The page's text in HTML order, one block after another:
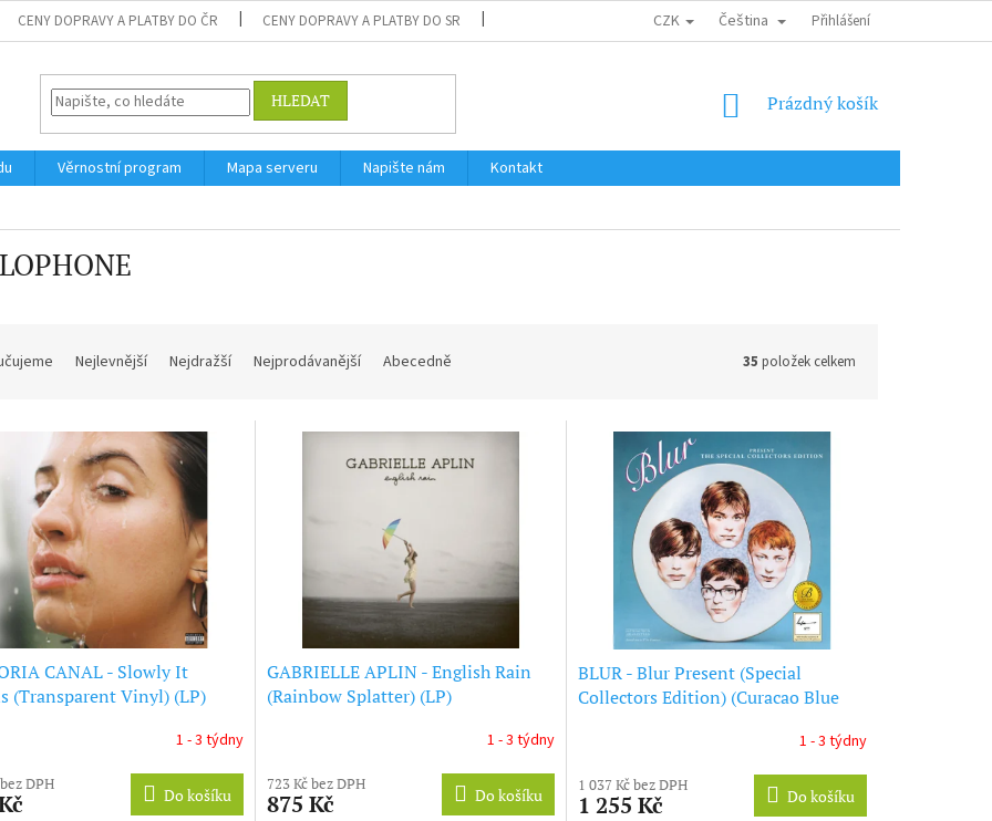
CENY DOPRAVY A PLATBY DO ČR CENY DOPRAVY A PLATBY DO SR DOPRAVA DO EU / INTERNATIONAL SHIPPING OBCHODNÍ PODMÍNKY
CZK Čeština Přihlášení
HLEDAT
NÁKUPNÍ
Prázdný košík
Věrnostní program Mapa serveru Napište nám
Kontakt
Nejlevnější Nejdražší Nejprodávanější Abecedně 35 položek celkem
CANAL - Slowly It
(Transparent Vinyl) (LP)
1 - 3 týdny
DPH
Do košíku
GABRIELLE APLIN - English Rain
(Rainbow Splatter) (LP)
1 - 3 týdny
723 Kč bez DPH
875 Kč Do košíku
BLUR - Blur Present (Special
Collectors Edition) (Curacao Blue
1 - 3 týdny
1 037 Kč bez DPH
1 255 Kč Do košíku